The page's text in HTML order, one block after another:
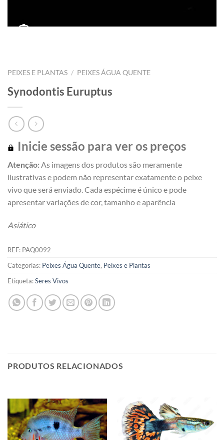
PEIXES E PLANTAS / PEIXES ÁGUA QUENTE
Synodontis Euruptus
Inicie sessão para ver os preços
Atenção:As imagens dos produtos são meramente
ilustrativas e podem não representar exatamente o peixe
vivo que será enviado. Cada espécime é único e pode
apresentar variações de cor, tamanho e aparência
Asiático
REF: PAQ0092
Categorias: Peixes Água Quente, Peixes e Plantas
Etiqueta:Seres Vivos
PRODUTOS RELACIONADOS